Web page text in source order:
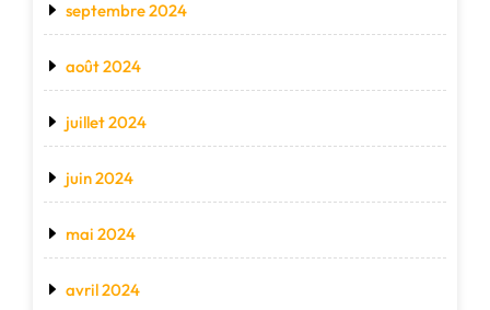
septembre 2024
août 2024
juillet 2024
juin 2024
mai 2024
avril 2024